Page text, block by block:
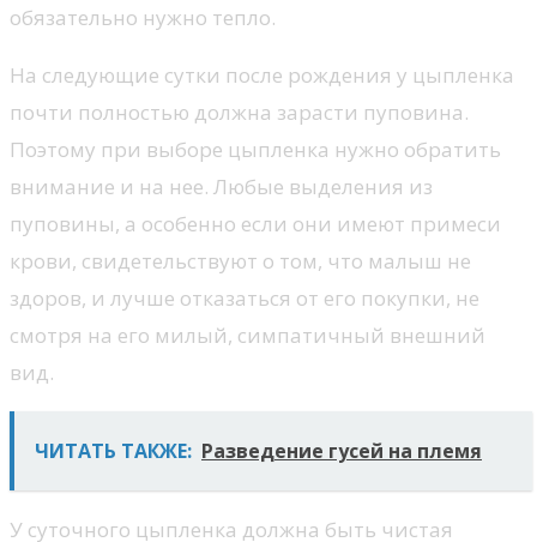
обязательно нужно тепло.
На следующие сутки после рождения у цыпленка
почти полностью должна зарасти пуповина.
Поэтому при выборе цыпленка нужно обратить
внимание и на нее. Любые выделения из
пуповины, а особенно если они имеют примеси
крови, свидетельствуют о том, что малыш не
здоров, и лучше отказаться от его покупки, не
смотря на его милый, симпатичный внешний
вид.
ЧИТАТЬ ТАКЖЕ: Разведение гусей на племя
У суточного цыпленка должна быть чистая